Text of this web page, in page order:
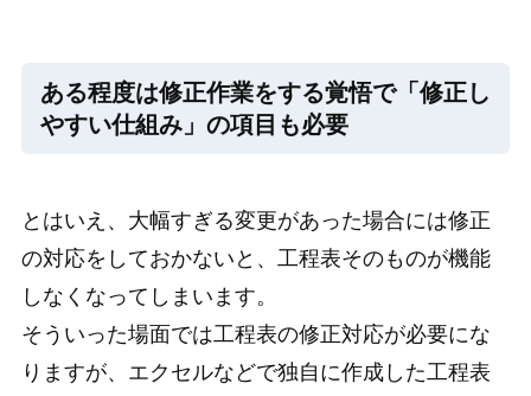
ある程度は修正作業をする覚悟で「修正し
やすい仕組み」の項目も必要
とはいえ、大幅すぎる変更があった場合には修正
の対応をしておかないと、工程表そのものが機能
しなくなってしまいます。
そういった場面では工程表の修正対応が必要にな
りますが、エクセルなどで独自に作成した工程表